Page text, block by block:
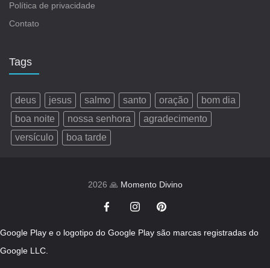
Política de privacidade
Contato
Tags
deus jesus salmo santo oração
bom dia
boa noite
nossa senhora
agradecimento
versículo
boa tarde
2026 🙏 Momento Divino
Google Play e o logotipo do Google Play são marcas registradas do
Google LLC.